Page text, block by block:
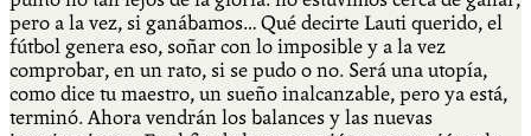
pero a la vez, si ganábamos… Qué decirte Lauti querido, el
fútbol genera eso, soñar con lo imposible y a la vez
comprobar, en un rato, si se pudo o no. Será una utopía,
como dice tu maestro, un sueño inalcanzable, pero ya está,
terminó. Ahora vendrán los balances y las nuevas